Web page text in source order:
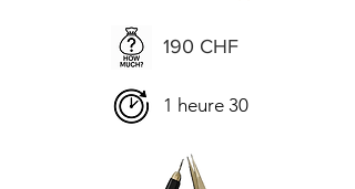
190 CHF
1 heure 30​